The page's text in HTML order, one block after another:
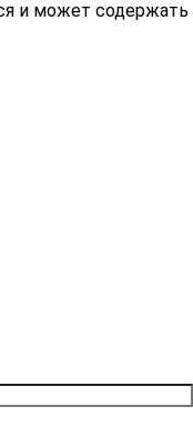
и может содержать